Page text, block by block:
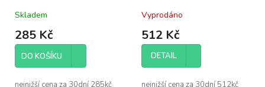
Skladem
285 Kč
DO KOŠÍKU
Vyprodáno
512 Kč
DETAIL